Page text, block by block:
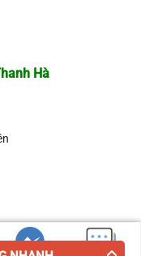
Hà
& Dịch Vụ Thanh Hà